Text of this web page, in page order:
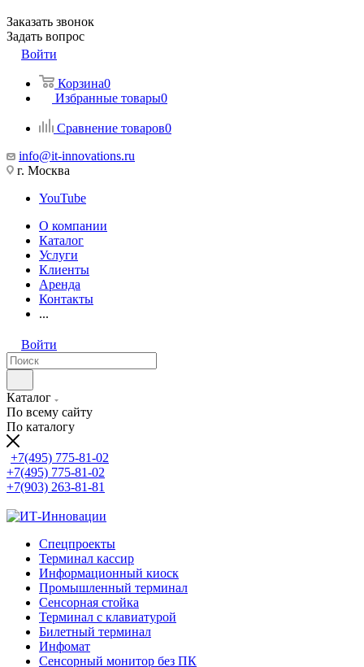
Заказать звонок
Задать вопрос
Войти
Корзина0
Избранные товары0
Сравнение товаров0
info@it-innovations.ru
г. Москва
YouTube
О компании
Каталог
Услуги
Клиенты
Аренда
Контакты
...
Войти
Каталог
По всему сайту
По каталогу
+7(495) 775-81-02
+7(495) 775-81-02
+7(903) 263-81-81
Cпецпроекты
Терминал кассир
Информационный киоск
Промышленный терминал
Сенсорная стойка
Терминал с клавиатурой
Билетный терминал
Инфомат
Сенсорный монитор без ПК